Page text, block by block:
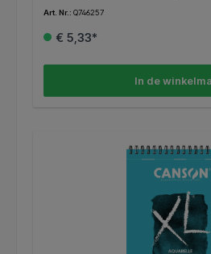
tegen schimmels en zonder optische
Art. Nr.: Q746257
€ 5,33*
In de